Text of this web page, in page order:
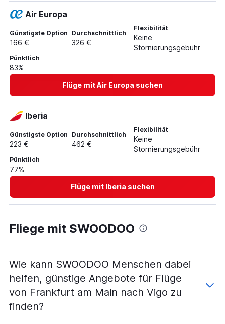
Air Europa
Günstigste Option
166 €
Durchschnittlich
326 €
Flexibilität
Keine
Stornierungsgebühr
Pünktlich
83%
Flüge mit Air Europa suchen
Iberia
Günstigste Option
223 €
Durchschnittlich
462 €
Flexibilität
Keine
Stornierungsgebühr
Pünktlich
77%
Flüge mit Iberia suchen
Fliege mit SWOODOO
Wie kann SWOODOO Menschen dabei
helfen, günstige Angebote für Flüge
von Frankfurt am Main nach Vigo zu
finden?